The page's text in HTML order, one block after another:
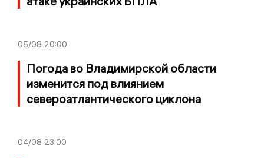
05/08 20:00
Погода во Владимирской области
изменится под влиянием
североатлантического циклона
04/08 23:00